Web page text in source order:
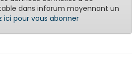
dans inforum moyennant un
ici pour vous abonner